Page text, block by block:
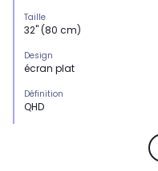
Taille
32" (80 cm)
Design
écran plat
Définition
QHD